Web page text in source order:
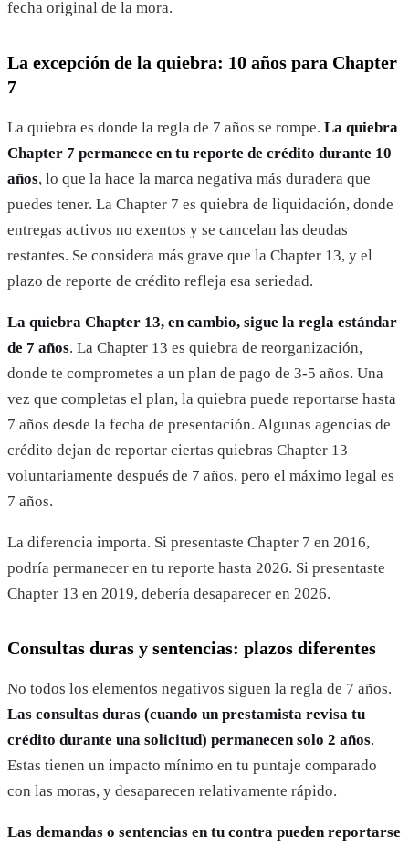
fecha original de la mora.
La excepción de la quiebra: 10 años para Chapter
7
La quiebra es donde la regla de 7 años se rompe. La quiebra
Chapter 7 permanece en tu reporte de crédito durante 10
años, lo que la hace la marca negativa más duradera que
puedes tener. La Chapter 7 es quiebra de liquidación, donde
entregas activos no exentos y se cancelan las deudas
restantes. Se considera más grave que la Chapter 13, y el
plazo de reporte de crédito refleja esa seriedad.
La quiebra Chapter 13, en cambio, sigue la regla estándar
de 7 años. La Chapter 13 es quiebra de reorganización,
donde te comprometes a un plan de pago de 3-5 años. Una
vez que completas el plan, la quiebra puede reportarse hasta
7 años desde la fecha de presentación. Algunas agencias de
crédito dejan de reportar ciertas quiebras Chapter 13
voluntariamente después de 7 años, pero el máximo legal es
7 años.
La diferencia importa. Si presentaste Chapter 7 en 2016,
podría permanecer en tu reporte hasta 2026. Si presentaste
Chapter 13 en 2019, debería desaparecer en 2026.
Consultas duras y sentencias: plazos diferentes
No todos los elementos negativos siguen la regla de 7 años.
Las consultas duras (cuando un prestamista revisa tu
crédito durante una solicitud) permanecen solo 2 años.
Estas tienen un impacto mínimo en tu puntaje comparado
con las moras, y desaparecen relativamente rápido.
Las demandas o sentencias en tu contra pueden reportarse